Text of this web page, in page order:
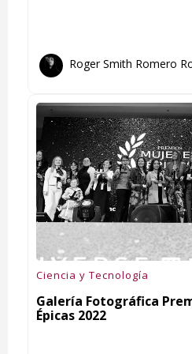
Roger Smith Romero
Ciencia y Tecnología
Galería Fotográfica
Épicas 2022